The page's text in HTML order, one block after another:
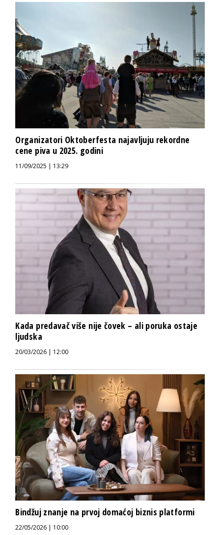
Organizatori Oktoberfesta najavljuju rekordne
cene piva u 2025. godini
11/09/2025 | 13:29
Kada predavač više nije čovek – ali poruka ostaje
ljudska
20/03/2026 | 12:00
Bindžuj znanje na prvoj domaćoj biznis platformi
22/05/2026 | 10:00